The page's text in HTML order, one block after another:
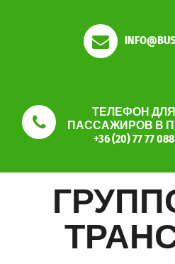
ТЕЛЕФОН ДЛЯ
ПАССАЖИРОВ В
+36 (20) 77 77 088